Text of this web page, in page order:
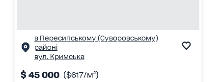
в Пересипському (Суворовському)
районі
вул. Кримська
$ 45 000 ($617/м²)